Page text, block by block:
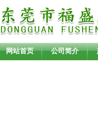
网站首页 公司简介